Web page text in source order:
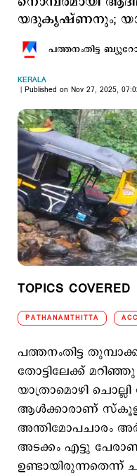
യദുകൃഷ്ണനും;
പത്തനംതിട്ട
KERALA
Published on Nov 27, 2025,
TOPICS COVERED
PATHANAMTHITTA
പത്തനംതിട്ട
തോട്ടിലേക്ക് മറിഞ്ഞു
യാത്രാമൊഴി
ആൾക്കാരാണ്
അന്തിമോപചാരം
അടക്കം എട്ടു
ഉണ്ടായിരുന്നതെന്ന്